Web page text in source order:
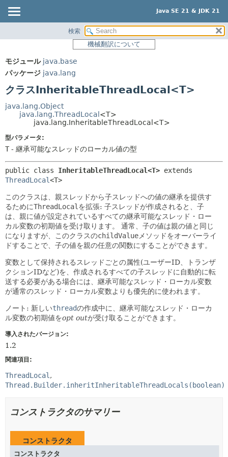
Java SE 21 & JDK 21
パッケージ
使用
ツリー
プレビュー
索引
サマリー:
ネスト済
メソッド
コンストラクタ
メソッド
検索
機械翻訳について
モジュール java.base
パッケージ java.lang
クラスInheritableThreadLocal<T>
java.lang.Object
java.lang.ThreadLocal<T>
java.lang.InheritableThreadLocal<T>
型パラメータ:
T - 継承可能なスレッドのローカル値の型
public class InheritableThreadLocal<T>
ThreadLocal<T>
このクラスは、親スレッドから子スレッドへの値の継承を提供す
るためにThreadLocal を拡張: 子スレッドが作成されると、子
は、親に値が設定されているすべての継承可能なスレッド・ロー
カル変数の初期値を受け取ります。
通常、子の値は親の値と同じ
になりますが、このクラスのchildValue メソッドをオーバーライ
ドすることで、子の値を親の任意の関数にすることができます。
変数として保持されるスレッドごとの属性(ユーザーID、トランザ
クションIDなど)を、作成されるすべての子スレッドに自動的に転
送する必要がある場合には、継承可能なスレッド・ローカル変数
が通常のスレッド・ローカル変数よりも優先的に使われます。
ノート: 新しいthreadの作成中に、継承可能なスレッド・ローカ
ル変数の初期値をopt outが受け取ることができます。
導入されたバージョン:
1.2
関連項目:
ThreadLocal
Thread.Builder.inheritInheritableThreadLocals(boolean)
コンストラクタのサマリー
コンストラクタ
コンストラクタ